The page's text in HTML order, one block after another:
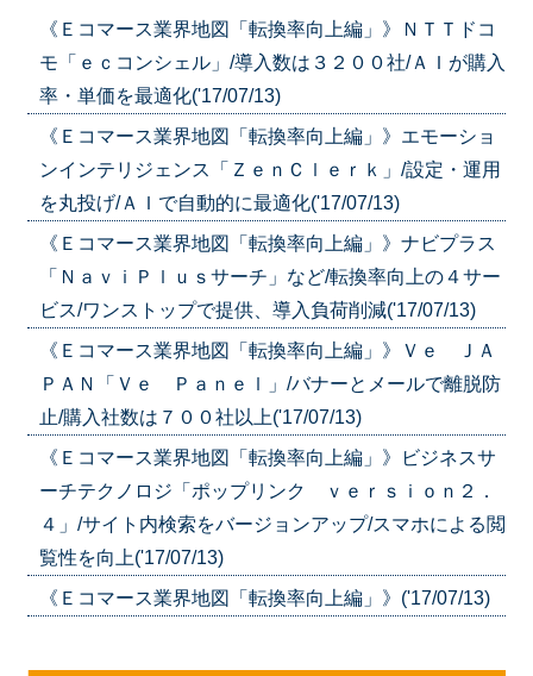
《Ｅコマース業界地図「転換率向上編」》ＮＴＴドコ
モ「ｅｃコンシェル」/導入数は３２００社/ＡＩが購入
率・単価を最適化('17/07/13)
《Ｅコマース業界地図「転換率向上編」》エモーショ
ンインテリジェンス「ＺｅｎＣｌｅｒｋ」/設定・運用
を丸投げ/ＡＩで自動的に最適化('17/07/13)
《Ｅコマース業界地図「転換率向上編」》ナビプラス
「ＮａｖｉＰｌｕｓサーチ」など/転換率向上の４サー
ビス/ワンストップで提供、導入負荷削減('17/07/13)
《Ｅコマース業界地図「転換率向上編」》Ｖｅ ＪＡ
ＰＡＮ「Ｖｅ Ｐａｎｅｌ」/バナーとメールで離脱防
止/購入社数は７００社以上('17/07/13)
《Ｅコマース業界地図「転換率向上編」》ビジネスサ
ーチテクノロジ「ポップリンク ｖｅｒｓｉｏｎ２．
４」/サイト内検索をバージョンアップ/スマホによる閲
覧性を向上('17/07/13)
《Ｅコマース業界地図「転換率向上編」》('17/07/13)